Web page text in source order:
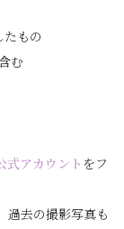
もの
む
式アカウント をフ
去の撮影写真も